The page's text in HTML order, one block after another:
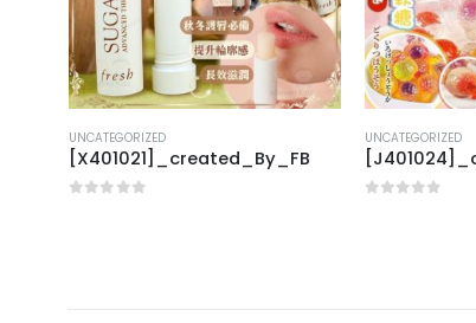
UNCATEGORIZED
[X401021]_created_By_FB
UNCATEGORIZED